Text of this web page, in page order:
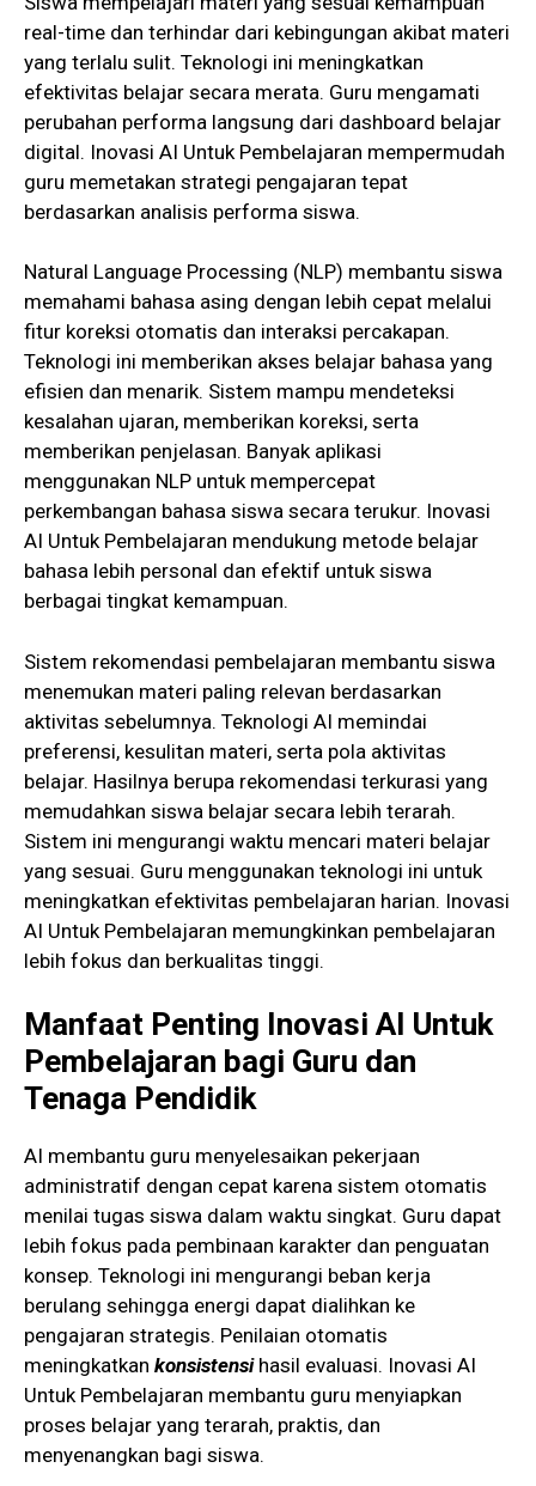
real-time dan terhindar dari kebingungan akibat materi
yang terlalu sulit. Teknologi ini meningkatkan
efektivitas belajar secara merata. Guru mengamati
perubahan performa langsung dari dashboard belajar
digital. Inovasi AI Untuk Pembelajaran mempermudah
guru memetakan strategi pengajaran tepat
berdasarkan analisis performa siswa.
Natural Language Processing (NLP) membantu siswa
memahami bahasa asing dengan lebih cepat melalui
fitur koreksi otomatis dan interaksi percakapan.
Teknologi ini memberikan akses belajar bahasa yang
efisien dan menarik. Sistem mampu mendeteksi
kesalahan ujaran, memberikan koreksi, serta
memberikan penjelasan. Banyak aplikasi
menggunakan NLP untuk mempercepat
perkembangan bahasa siswa secara terukur. Inovasi
AI Untuk Pembelajaran mendukung metode belajar
bahasa lebih personal dan efektif untuk siswa
berbagai tingkat kemampuan.
Sistem rekomendasi pembelajaran membantu siswa
menemukan materi paling relevan berdasarkan
aktivitas sebelumnya. Teknologi AI memindai
preferensi, kesulitan materi, serta pola aktivitas
belajar. Hasilnya berupa rekomendasi terkurasi yang
memudahkan siswa belajar secara lebih terarah.
Sistem ini mengurangi waktu mencari materi belajar
yang sesuai. Guru menggunakan teknologi ini untuk
meningkatkan efektivitas pembelajaran harian. Inovasi
AI Untuk Pembelajaran memungkinkan pembelajaran
lebih fokus dan berkualitas tinggi.
Manfaat Penting Inovasi AI Untuk
Pembelajaran bagi Guru dan
Tenaga Pendidik
AI membantu guru menyelesaikan pekerjaan
administratif dengan cepat karena sistem otomatis
menilai tugas siswa dalam waktu singkat. Guru dapat
lebih fokus pada pembinaan karakter dan penguatan
konsep. Teknologi ini mengurangi beban kerja
berulang sehingga energi dapat dialihkan ke
pengajaran strategis. Penilaian otomatis
meningkatkan konsistensihasil evaluasi. Inovasi AI
Untuk Pembelajaran membantu guru menyiapkan
proses belajar yang terarah, praktis, dan
menyenangkan bagi siswa.